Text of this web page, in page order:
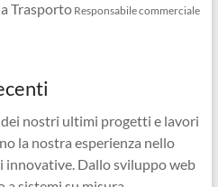
Trasporto Responsabile commerciale
nostri ultimi progetti e lavori
la nostra esperienza nello
Dallo sviluppo web